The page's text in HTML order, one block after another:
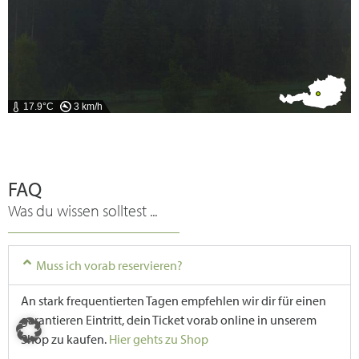
17.9°C 3 km/h
FAQ
Was du wissen solltest ...
Muss ich vorab reservieren?
An stark frequentierten Tagen empfehlen wir dir für einen
garantieren Eintritt, dein Ticket vorab online in unserem
Shop zu kaufen. Hier gehts zu Shop